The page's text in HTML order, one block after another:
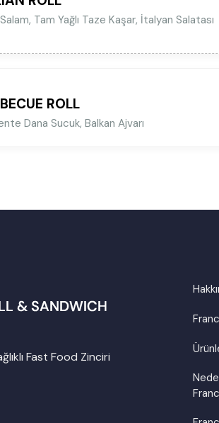
Tam Yağlı Taze Kaşar, İtalyan Salatası
ROLL
Dana Sucuk, Balkan Ajvarı
Fast Food Zinciri